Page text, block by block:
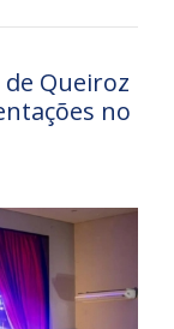
de Queiroz
no